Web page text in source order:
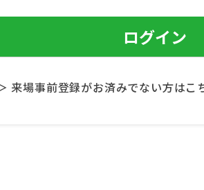
来場事前登録がお済みでない方はこ